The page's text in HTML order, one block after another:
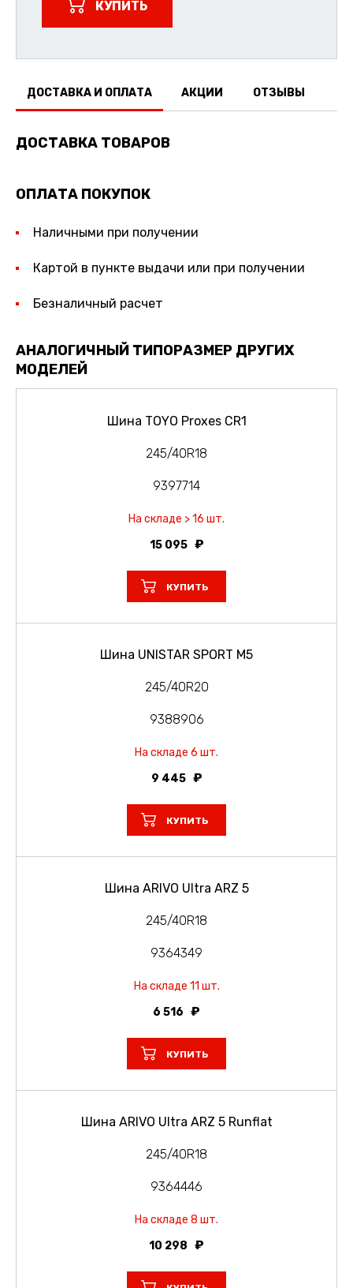
КУПИТЬ
ДОСТАВКА И ОПЛАТА АКЦИИ ОТЗЫВЫ
ДОСТАВКА ТОВАРОВ
ОПЛАТА ПОКУПОК
Наличными при получении
Картой в пункте выдачи или при получении
Безналичный расчет
АНАЛОГИЧНЫЙ ТИПОРАЗМЕР ДРУГИХ
МОДЕЛЕЙ
Шина TOYO Proxes CR1
245/40R18
9397714
На складе > 16 шт.
15 095
КУПИТЬ
Шина UNISTAR SPORT M5
245/40R20
9388906
На складе 6 шт.
9 445
КУПИТЬ
Шина ARIVO Ultra ARZ 5
245/40R18
9364349
На складе 11 шт.
6 516
КУПИТЬ
Шина ARIVO Ultra ARZ 5 Runflat
245/40R18
9364446
На складе 8 шт.
10 298